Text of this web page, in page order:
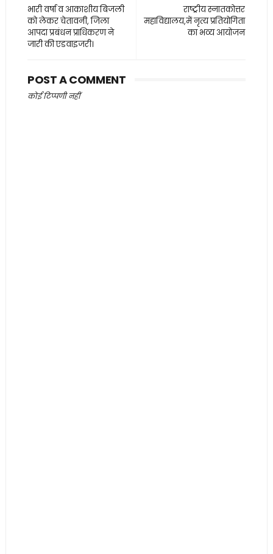
राष्ट्रीय स्नातकोत्तर
महाविद्यालय,में नृत्य प्रतियोगिता
का भव्य आयोजन
भारी वर्षा व आकाशीय बिजली
को लेकर चेतावनी, जिला
आपदा प्रबंधन प्राधिकरण ने
जारी की एडवाइजरी।
POST A COMMENT
कोई टिप्पणी नहीं